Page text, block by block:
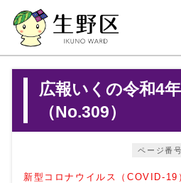
広報いくの令和4
（No.309）
ページ番
新型コロナウイルス（COVID-19